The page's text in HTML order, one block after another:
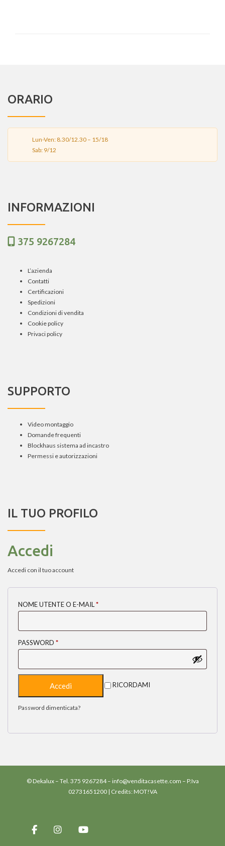
ORARIO
Lun-Ven: 8.30/12.30 – 15/18
Sab: 9/12
INFORMAZIONI
375 9267284
L’azienda
Contatti
Certificazioni
Spedizioni
Condizioni di vendita
Cookie policy
Privaci policy
SUPPORTO
Video montaggio
Domande frequenti
Blockhaus sistema ad incastro
Permessi e autorizzazioni
IL TUO PROFILO
Accedi
Accedi con il tuo account
NOME UTENTE O E-MAIL*
PASSWORD *
RICORDAMI
Password dimenticata?
© Dekalux – Tel. 375 9267284– info@venditacasette.com – P.Iva
02731651200 | Credits:MOT!VA